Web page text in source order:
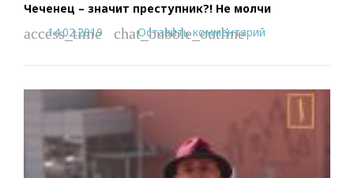
Чеченец – значит преступник?! Не молчи
access_time
14.02.2019 chat_bubble_outline
Оставить комментарий